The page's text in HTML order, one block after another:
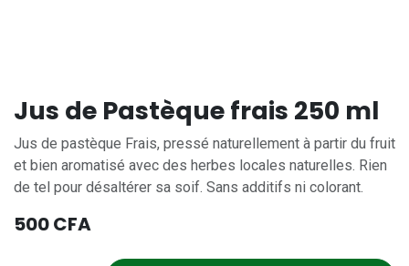
Jus de Pastèque frais 250 ml
Jus de pastèque Frais, pressé naturellement à partir du fruit
et bien aromatisé avec des herbes locales naturelles. Rien
de tel pour désaltérer sa soif. Sans additifs ni colorant.
500CFA